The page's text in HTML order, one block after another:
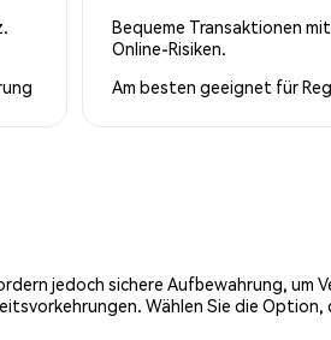
Bequeme Transaktionen
Online-Risiken.
Am besten geeignet für
jedoch sichere Aufbewahrung, um
Wählen Sie die Option,